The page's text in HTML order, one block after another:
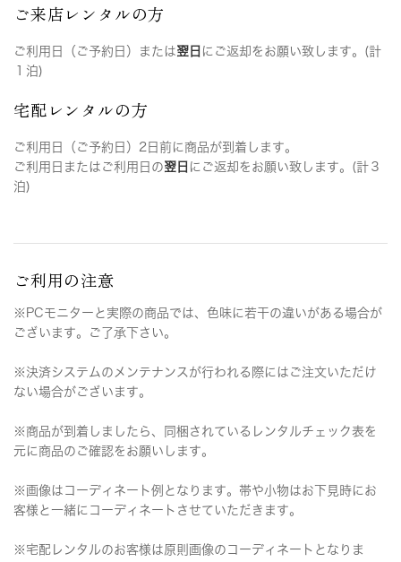
ご来店レンタルの方
ご利用日（ご予約日）または翌日 にご返却をお願い致します。(計
１泊)
宅配レンタルの方
ご利用日（ご予約日）2日前に商品が到着します。
ご利用日またはご利用日の翌日 にご返却をお願い致します。(計３
泊)
ご利用の注意
※PCモニターと実際の商品では、色味に若干の違いがある場合が
ございます。ご了承下さい。
※決済システムのメンテナンスが行われる際にはご注文いただけ
ない場合がございます。
※商品が到着しましたら、同梱されているレンタルチェック表を
元に商品のご確認をお願いします。
※画像はコーディネート例となります。帯や小物はお下見時にお
客様と一緒にコーディネートさせていただきます。
※宅配レンタルのお客様は原則画像のコーディネートとなりま